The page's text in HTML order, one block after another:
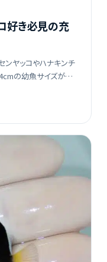
好き必見の充
ンヤッコやハナキンチ
の幼魚サイズが揃
の一 […]